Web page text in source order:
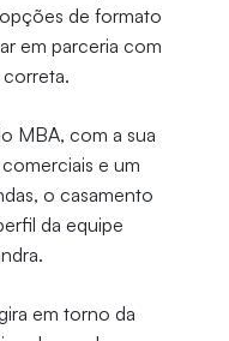
de formato
em parceria com
MBA, com a sua
e um
o casamento
da equipe
em torno da